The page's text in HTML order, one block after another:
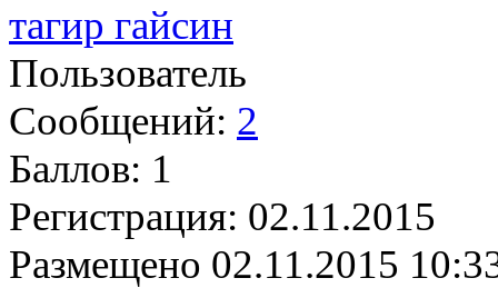
тагир гайсин
Пользователь
Сообщений: 2
Баллов: 1
Регистрация: 02.11.2015
Размещено 02.11.2015